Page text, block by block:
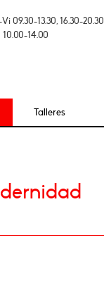
09.30-13.30, 16.30-20.30
10.00-14.00
Talleres